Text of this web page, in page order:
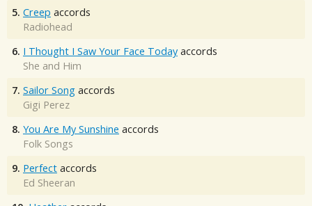
5. Creep accords
Radiohead
6. I Thought I Saw Your Face Today accords
She and Him
7. Sailor Song accords
Gigi Perez
8. You Are My Sunshine accords
Folk Songs
9. Perfect accords
Ed Sheeran